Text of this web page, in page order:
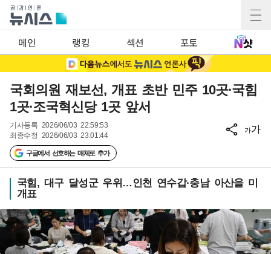
메인 랭킹 섹션 포토
국회의원 재보선, 개표 초반 민주 10곳·국힘
1곳·조국혁신당 1곳 앞서
기사등록 2026/06/03 22:59:53
최종수정 2026/06/03 23:01:44
구글에서 선호하는 매체로 추가
가가
국힘, 대구 달성군 우위…인천 연수갑·충남 아산을 미
개표